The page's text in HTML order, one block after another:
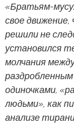
«Братьям-
свое
решили не
установился
молчания
одиночками,
людьми», как
анализе